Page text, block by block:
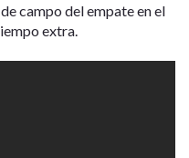
campo del empate en el
extra.